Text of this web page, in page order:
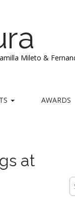
Mileto &
AWARDS
at